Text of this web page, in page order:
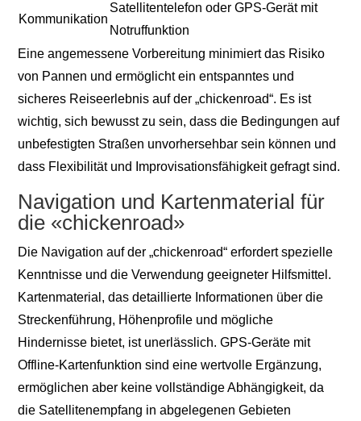
Kommunikation
Satellitentelefon oder GPS-Gerät mit
Notruffunktion
Eine angemessene Vorbereitung minimiert das Risiko
von Pannen und ermöglicht ein entspanntes und
sicheres Reiseerlebnis auf der „chickenroad“. Es ist
wichtig, sich bewusst zu sein, dass die Bedingungen auf
unbefestigten Straßen unvorhersehbar sein können und
dass Flexibilität und Improvisationsfähigkeit gefragt sind.
Navigation und Kartenmaterial für
die «chickenroad»
Die Navigation auf der „chickenroad“ erfordert spezielle
Kenntnisse und die Verwendung geeigneter Hilfsmittel.
Kartenmaterial, das detaillierte Informationen über die
Streckenführung, Höhenprofile und mögliche
Hindernisse bietet, ist unerlässlich. GPS-Geräte mit
Offline-Kartenfunktion sind eine wertvolle Ergänzung,
ermöglichen aber keine vollständige Abhängigkeit, da
die Satellitenempfang in abgelegenen Gebieten